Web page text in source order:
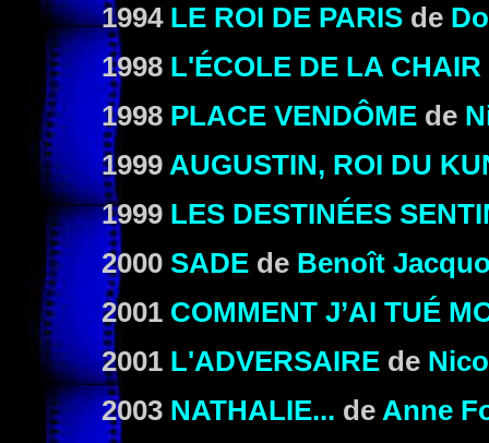
1994 LE ROI DE PARIS de
1998 L'ÉCOLE DE LA CHAIR
1998 PLACE VENDÔME de
1999 AUGUSTIN, ROI DU
1999 LES DESTINÉES
2000 SADE de Benoît
2001 COMMENT J’AI TUÉ
2001 L'ADVERSAIRE de
2003 NATHALIE... de Anne